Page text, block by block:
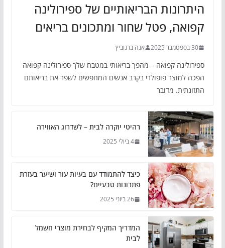
היתרונות הבריאותיים של ספירולינה
קפואה, פטל שחור ומתכונים בריאים
30 בספטמבר 2025 אנה ברנוביץ
ספירולינה קפואה – מהפך בריאותי במטבח שלך ספירולינה קפואה
הפכה למוצר פופולרי בקרב אנשים המחפשים לשפר את בריאותם
התזונתית. מדובר
רהיטי יוקרה לבית – לשדרוג האווירה
4 ביולי 2025
כיצד להתמודד עם בעיות עור ושיער בעזרת
פתרונות טבעיים?
26 ביוני 2025
המדריך המקיף לבחירת מוצרי חשמל
לבית